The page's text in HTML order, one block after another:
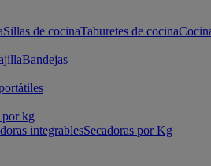
Sillas de cocinaTaburetes de cocina
Bandejas
por kg
integrablesSecadoras por Kg